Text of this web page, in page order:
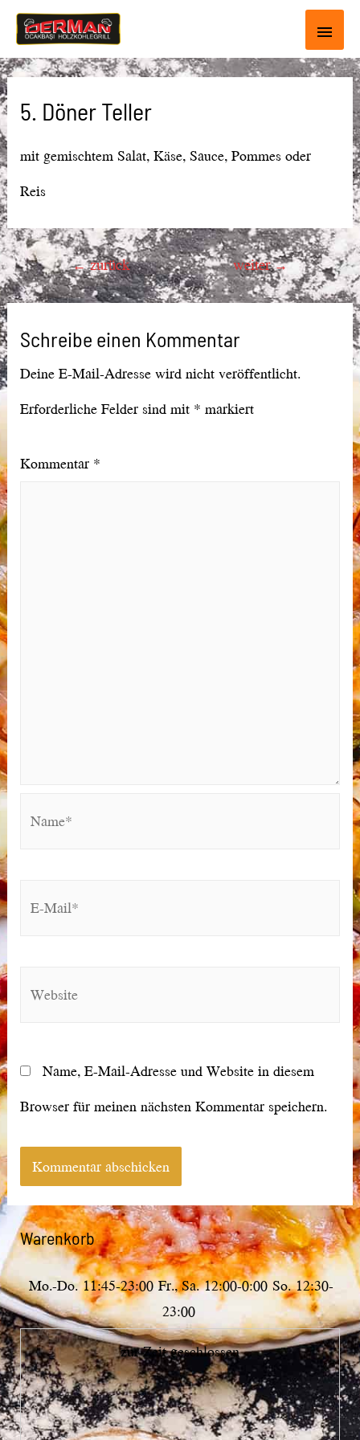
5. Döner Teller
mit gemischtem Salat, Käse, Sauce, Pommes oder
Reis
Beitragsnavigation
←zurück weiter→
Schreibe einen Kommentar
Deine E-Mail-Adresse wird nicht veröffentlicht.
Erforderliche Felder sind mit * markiert
Kommentar *
Name, E-Mail-Adresse und Website in diesem
Browser für meinen nächsten Kommentar speichern.
Warenkorb
Mo.-Do. 11:45-23:00 Fr., Sa. 12:00-0:00 So. 12:30-
23:00
zur Zeit geschlossen